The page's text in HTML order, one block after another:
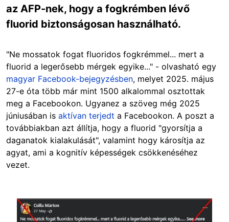
az AFP-nek, hogy a fogkrémben lévő
fluorid biztonságosan használható.
"Ne mossatok fogat fluoridos fogkrémmel... mert a
fluorid a legerősebb mérgek egyike..." - olvasható egy
magyar Facebook-bejegyzésben, melyet 2025. május
27-e óta több már mint 1500 alkalommal osztottak
meg a Facebookon. Ugyanez a szöveg még 2025
júniusában is aktívan terjedt a Facebookon. A poszt a
továbbiakban azt állítja, hogy a fluorid "gyorsítja a
daganatok kialakulását", valamint hogy károsítja az
agyat, ami a kognitív képességek csökkenéséhez
vezet.
Image